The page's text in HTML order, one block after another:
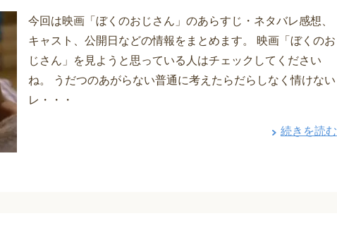
今回は映画「ぼくのおじさん」のあらすじ・ネタバレ感想、
キャスト、公開日などの情報をまとめます。 映画「ぼくのお
じさん」を見ようと思っている人はチェックしてください
ね。 うだつのあがらない普通に考えたらだらしなく情けない
レ・・・
続きを読む